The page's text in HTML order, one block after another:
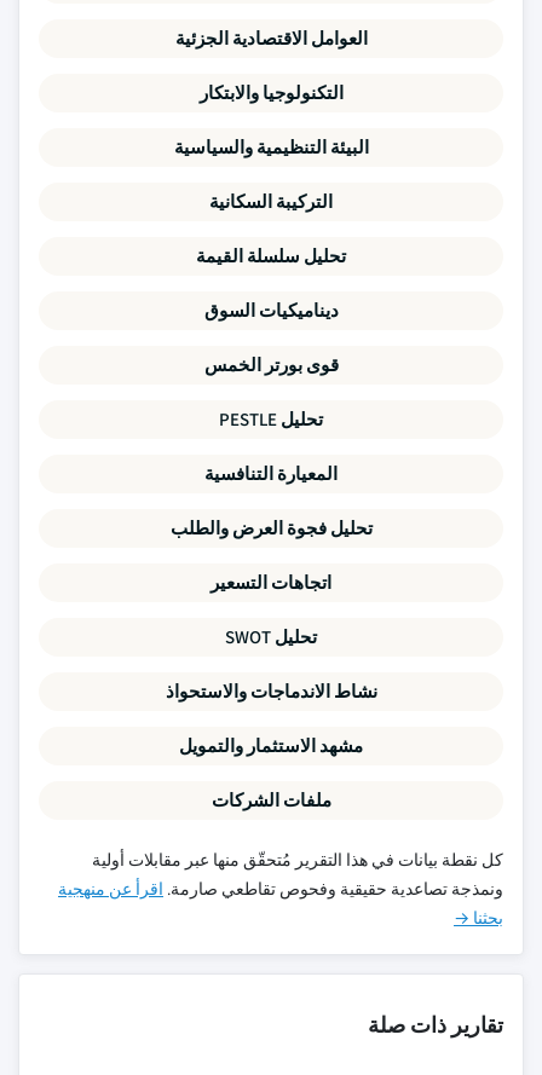
العوامل الاقتصادية الجزئية
التكنولوجيا والابتكار
البيئة التنظيمية والسياسية
التركيبة السكانية
تحليل سلسلة القيمة
ديناميكيات السوق
قوى بورتر الخمس
تحليل PESTLE
المعيارة التنافسية
تحليل فجوة العرض والطلب
اتجاهات التسعير
تحليل SWOT
نشاط الاندماجات والاستحواذ
مشهد الاستثمار والتمويل
ملفات الشركات
كل نقطة بيانات في هذا التقرير مُتحقّق منها عبر مقابلات أولية
ونمذجة تصاعدية حقيقية وفحوص تقاطعي صارمة. اقرأ عن منهجية
بحثنا →
تقارير ذات صلة